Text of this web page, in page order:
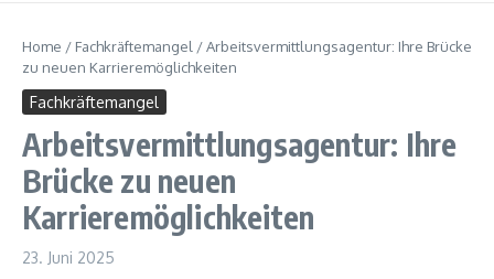
Home / Fachkräftemangel /Arbeitsvermittlungsagentur: Ihre Brücke
zu neuen Karrieremöglichkeiten
Fachkräftemangel
Arbeitsvermittlungsagentur: Ihre
Brücke zu neuen
Karrieremöglichkeiten
23. Juni 2025